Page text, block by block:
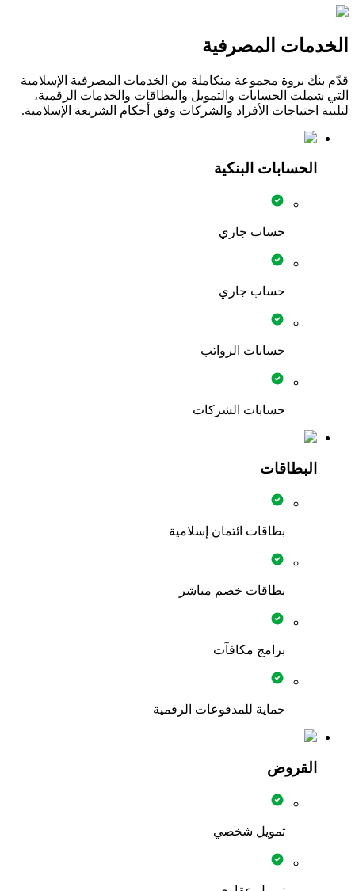
الخدمات المصرفية
قدّم بنك بروة مجموعة متكاملة من الخدمات المصرفية الإسلامية
التي شملت الحسابات والتمويل والبطاقات والخدمات الرقمية،
لتلبية احتياجات الأفراد والشركات وفق أحكام الشريعة الإسلامية.
الحسابات البنكية
حساب جاري
حساب جاري
حسابات الرواتب
حسابات الشركات
البطاقات
بطاقات ائتمان إسلامية
بطاقات خصم مباشر
برامج مكافآت
حماية للمدفوعات الرقمية
القروض
تمويل شخصي